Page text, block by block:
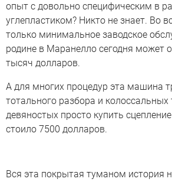
опыт с довольно специфическим в
углепластиком? Никто не знает. Во
только минимальное заводское
родине в Маранелло сегодня может
тысяч долларов.
А для многих процедур эта машина
тотального разбора и
девяностых просто купить
стоило 7500 долларов.
Вся эта покрытая туманом история